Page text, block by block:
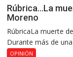
Rúbrica…La
Moreno
RúbricaLa muerte
Durante más de
OPINIÓN